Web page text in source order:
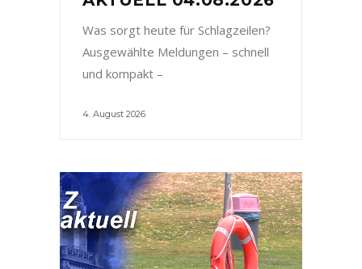
Was sorgt heute für Schlagzeilen?
Ausgewählte Meldungen – schnell
und kompakt –
4. August 2026